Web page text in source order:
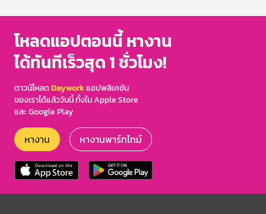
โหลดแอปตอนนี้ หางาน
ได้ทันทีเร็วสุด 1 ชั่วโมง!
ดาวน์โหลดDayworkแอปพลิเคชัน
ของเราได้แล้ววันนี้ ทั้งใน Apple Store
และ Google Play
หางาน หางานพาร์ทไทม์